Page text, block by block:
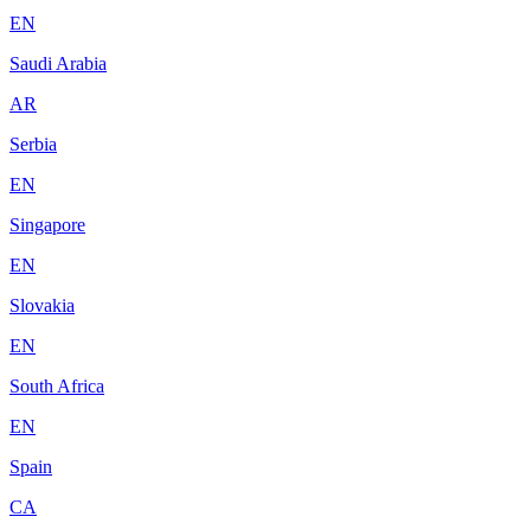
EN
Saudi Arabia
AR
Serbia
EN
Singapore
EN
Slovakia
EN
South Africa
EN
Spain
CA